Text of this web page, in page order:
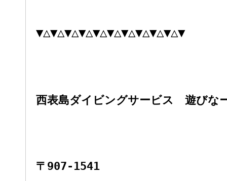
▼△▼△▼△▼△▼△▼△▼△▼△▼△▼△▼
西表島ダイビングサービス 遊びな
〒907-1541